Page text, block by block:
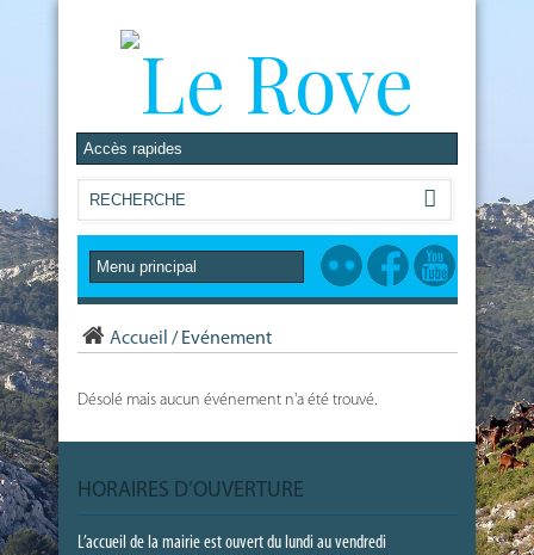
Accueil / Evénement
Désolé mais aucun événement n'a été trouvé.
HORAIRES D’OUVERTURE
L’accueil de la mairie est ouvert du lundi au vendredi